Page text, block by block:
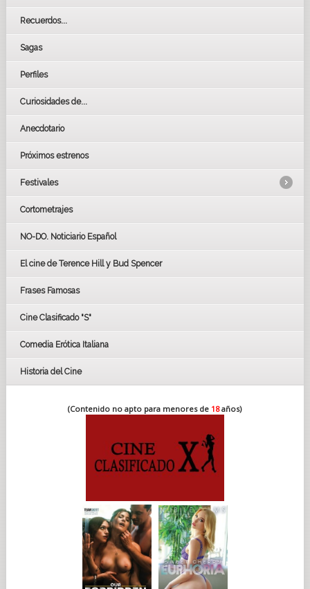
Recuerdos...
Sagas
Perfiles
Curiosidades de...
Anecdotario
Próximos estrenos
Festivales
LOS OSCARS
GOYAS
BAFTA
Cortometrajes
NO-DO. Noticiario Español
El cine de Terence Hill y Bud Spencer
Frases Famosas
Cine Clasificado "S"
Comedia Erótica Italiana
Historia del Cine
(Contenido no apto para menores de 18años)